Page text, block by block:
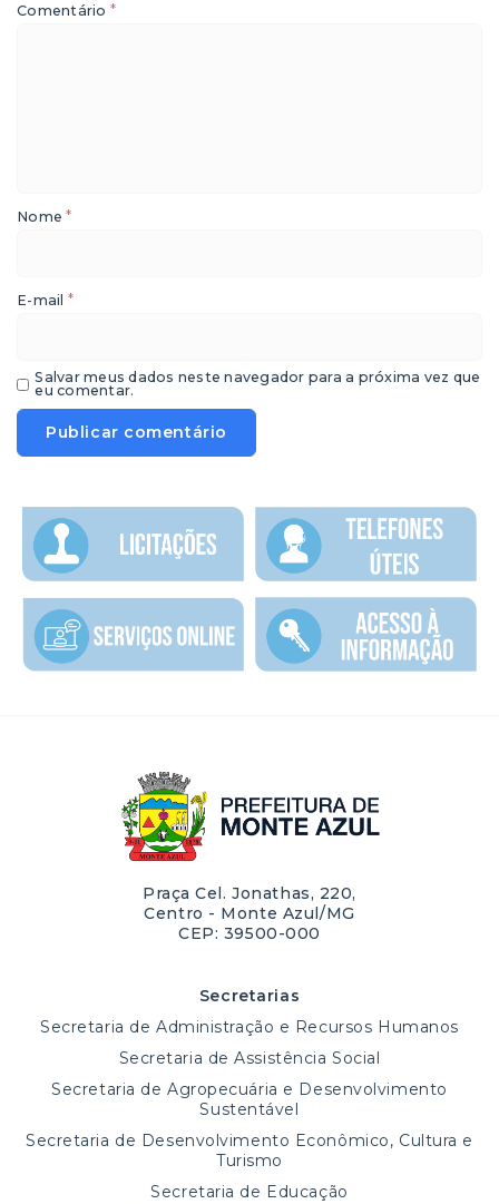
Comentário *
Nome*
E-mail *
Salvar meus dados neste navegador para a próxima vez que
eu comentar.
Praça Cel. Jonathas, 220,
Centro - Monte Azul/MG
CEP: 39500-000
Secretarias
Secretaria de Administração e Recursos Humanos
Secretaria de Assistência Social
Secretaria de Agropecuária e Desenvolvimento
Sustentável
Secretaria de Desenvolvimento Econômico, Cultura e
Turismo
Secretaria de Educação